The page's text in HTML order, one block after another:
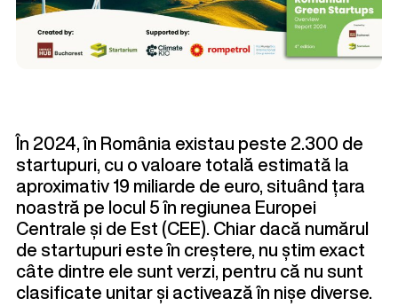
În 2024, în România existau peste 2.300 de
startupuri, cu o valoare totală estimată la
aproximativ 19 miliarde de euro, situând țara
noastră pe locul 5 în regiunea Europei
Centrale și de Est (CEE). Chiar dacă numărul
de startupuri este în creștere, nu știm exact
câte dintre ele sunt verzi, pentru că nu sunt
clasificate unitar și activează în nișe diverse.